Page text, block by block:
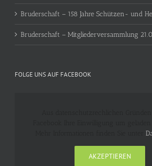
Bruderschaft – 158 Jahre Schützen- und
Bruderschaft – Mitgliederversammlung
FOLGE UNS AUF FACEBOOK
AKZEPTIEREN